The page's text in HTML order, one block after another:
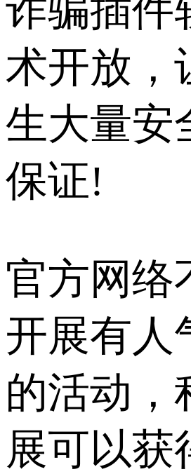
诈骗插件
术开放，
生大量安
保证!
官方网络
开展有人
的活动，
展可以获